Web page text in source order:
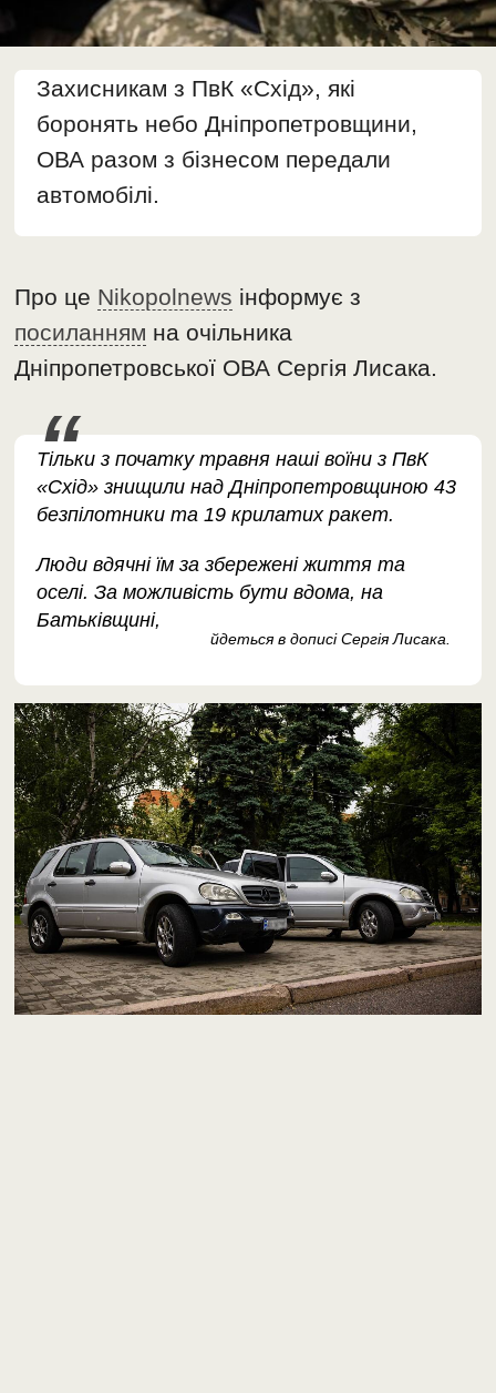
Захисникам з ПвК «Схід», які
боронять небо Дніпропетровщини,
ОВА разом з бізнесом передали
автомобілі.
Про це Nikopolnews інформує з
посиланням на очільника
Дніпропетровської ОВА Сергія Лисака.
Тільки з початку травня наші воїни з ПвК
«Схід» знищили над Дніпропетровщиною 43
безпілотники та 19 крилатих ракет.
Люди вдячні їм за збережені життя та
оселі. За можливість бути вдома, на
Батьківщині,
йдеться в дописі Сергія Лисака.